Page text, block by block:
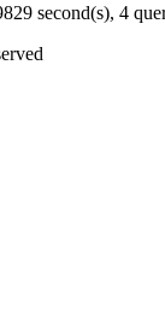
second(s), 4